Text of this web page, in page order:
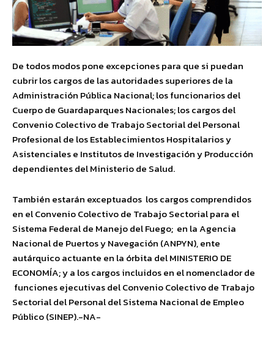
De todos modos pone excepciones para que si puedan
cubrir los cargos de las autoridades superiores de la
Administración Pública Nacional; los funcionarios del
Cuerpo de Guardaparques Nacionales; los cargos del
Convenio Colectivo de Trabajo Sectorial del Personal
Profesional de los Establecimientos Hospitalarios y
Asistenciales e Institutos de Investigación y Producción
dependientes del Ministerio de Salud.
También estarán exceptuados los cargos comprendidos
en el Convenio Colectivo de Trabajo Sectorial para el
Sistema Federal de Manejo del Fuego; en la Agencia
Nacional de Puertos y Navegación (ANPYN), ente
autárquico actuante en la órbita del MINISTERIO DE
ECONOMÍA; y a los cargos incluidos en el nomenclador de
funciones ejecutivas del Convenio Colectivo de Trabajo
Sectorial del Personal del Sistema Nacional de Empleo
Público (SINEP).-NA-